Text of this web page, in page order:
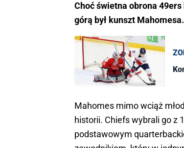
Choć świetna obrona
górą był kunszt Mahomesa.
Mahomes mimo wciąż
historii. Chiefs wybrali go z
podstawowym